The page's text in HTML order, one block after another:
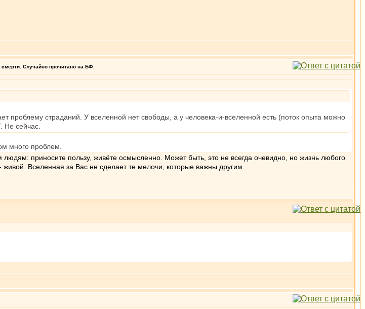
Случайно прочитано на БФ.
проблему страданий. У вселенной нет свободы, а у человека-и-вселенной есть (поток опыта можно
Не сейчас.
много проблем.
приносите пользу, живёте осмысленно. Может быть, это не всегда очевидно, но жизнь любого
Вселенная за Вас не сделает те мелочи, которые важны другим.